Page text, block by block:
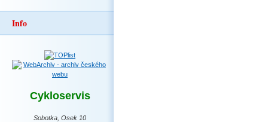
Info
Cykloservis
Sobotka, Osek 10